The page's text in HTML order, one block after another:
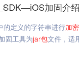
加固介
的定义的字符串进行加密
固工具为jar包文件，适